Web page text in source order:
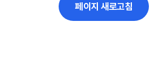
페이지 새로고침